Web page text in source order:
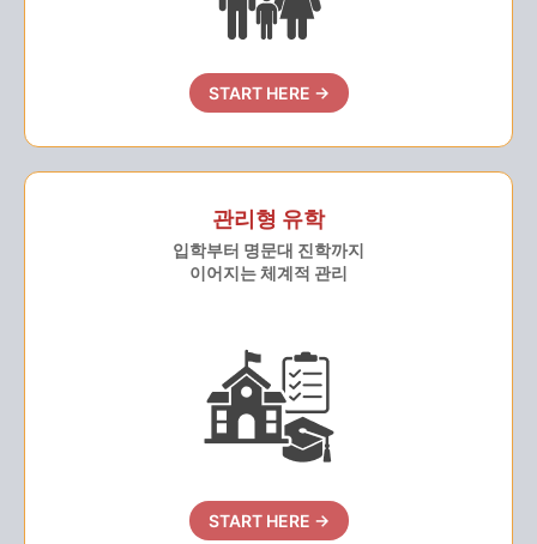
START HERE →
관리형 유학
입학부터 명문대 진학까지
이어지는 체계적 관리
START HERE →